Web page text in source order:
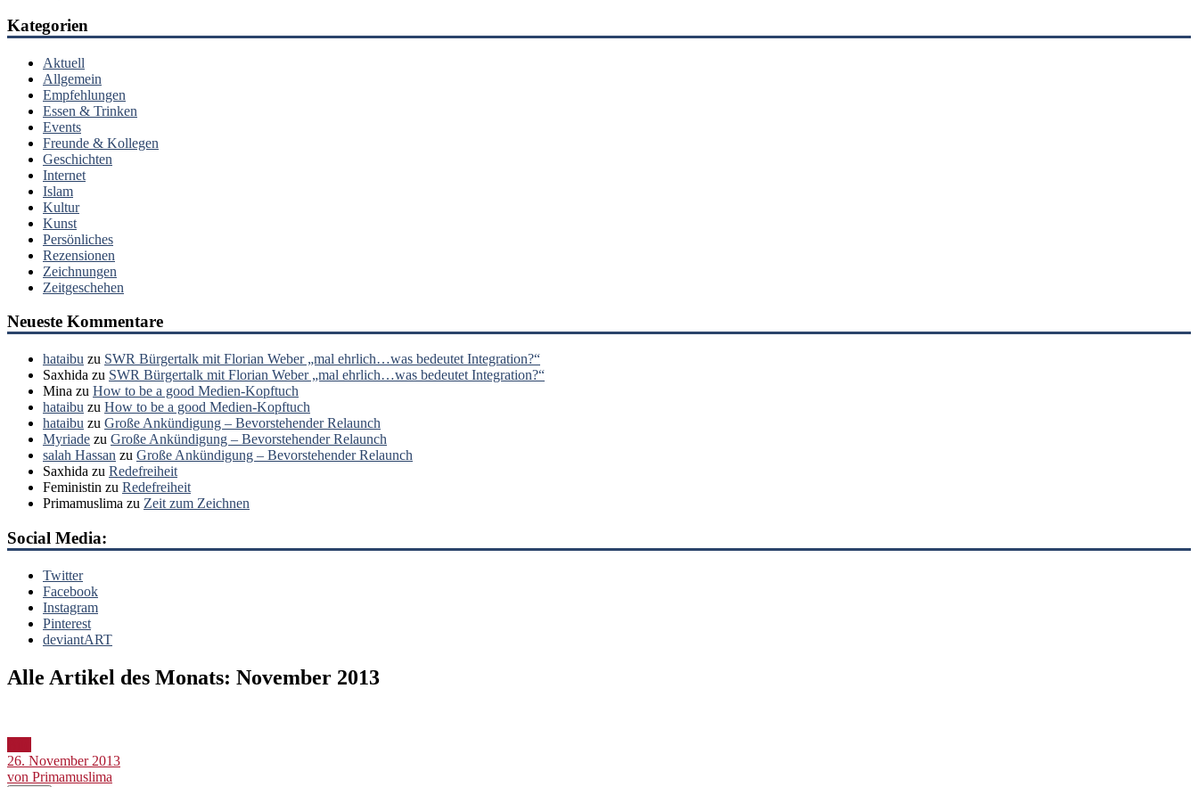
Kategorien
Aktuell
Allgemein
Empfehlungen
Essen & Trinken
Events
Freunde & Kollegen
Geschichten
Internet
Islam
Kultur
Kunst
Persönliches
Rezensionen
Zeichnungen
Zeitgeschehen
Neueste Kommentare
hataibu zu SWR Bürgertalk mit Florian Weber „mal ehrlich…was bedeutet Integration?“
Saxhida zu SWR Bürgertalk mit Florian Weber „mal ehrlich…was bedeutet Integration?“
Mina zu How to be a good Medien-Kopftuch
hataibu zu How to be a good Medien-Kopftuch
hataibu zu Große Ankündigung – Bevorstehender Relaunch
Myriade zu Große Ankündigung – Bevorstehender Relaunch
salah Hassan zu Große Ankündigung – Bevorstehender Relaunch
Saxhida zu Redefreiheit
Feministin zu Redefreiheit
Primamuslima zu Zeit zum Zeichnen
Social Media:
Twitter
Facebook
Instagram
Pinterest
deviantART
Alle Artikel des Monats: November 2013
26. November 2013
von Primamuslima